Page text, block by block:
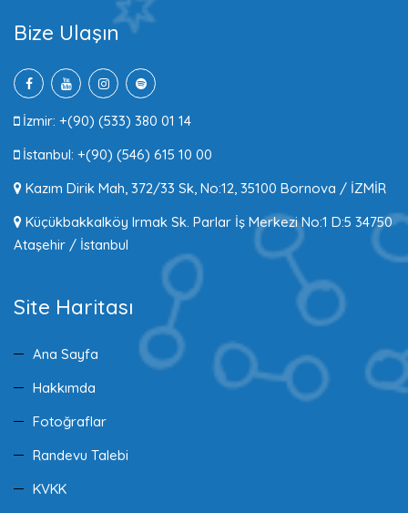
Bize Ulaşın
İzmir: +(90) (533) 380 01 14
İstanbul: +(90) (546) 615 10 00
Kazım Dirik Mah, 372/33 Sk, No:12, 35100 Bornova / İZMİR
Küçükbakkalköy Irmak Sk. Parlar İş Merkezi No:1 D:5 34750
Ataşehir / İstanbul
Site Haritası
Ana Sayfa
Hakkımda
Fotoğraflar
Randevu Talebi
KVKK